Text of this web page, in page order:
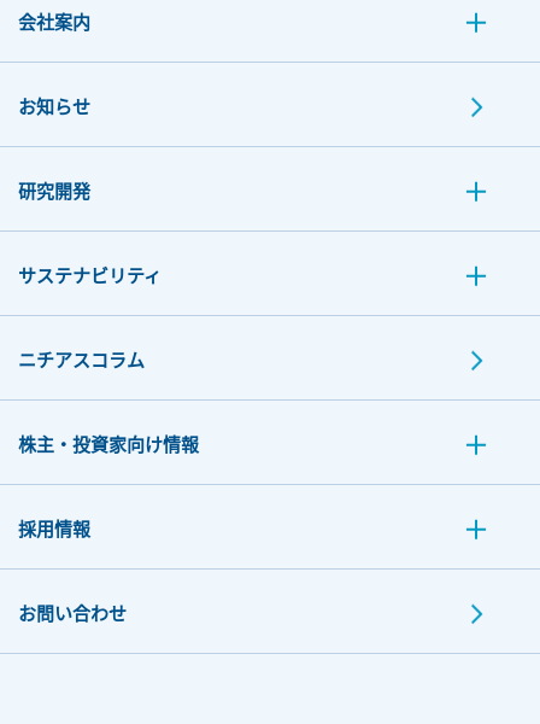
会社案内
お知らせ
研究開発
サステナビリティ
ニチアスコラム
株主・投資家向け情報
採用情報
お問い合わせ